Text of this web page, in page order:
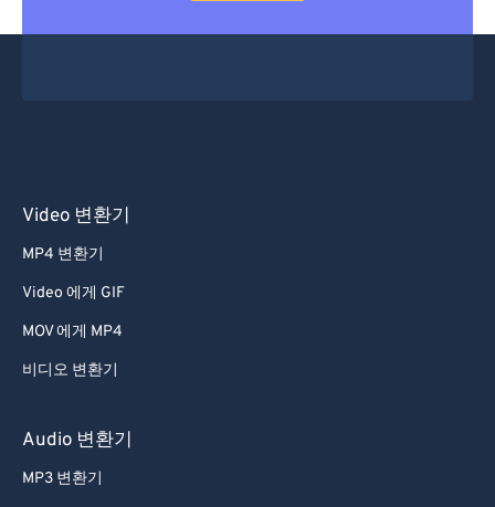
Video 변환기
MP4 변환기
Video 에게 GIF
MOV 에게 MP4
비디오 변환기
Audio 변환기
MP3 변환기